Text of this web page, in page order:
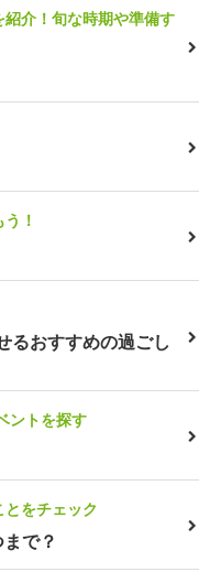
介！旬な時期や準備す
！
るおすすめの過ごし
ントを探す
をチェック
で？